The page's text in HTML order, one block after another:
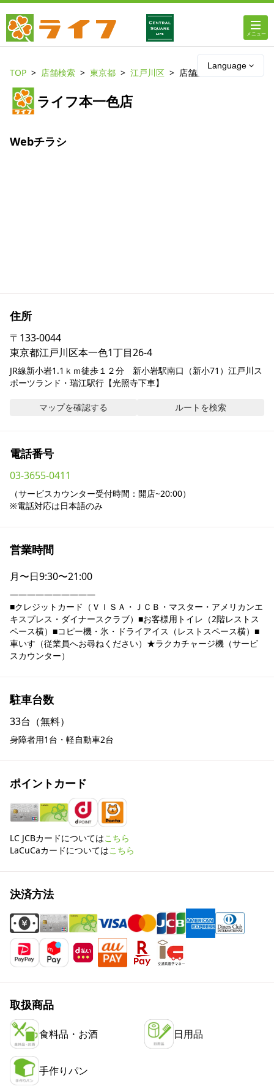
Language
店舗・チラシ情報
Contact us in English
TOP 店舗検索 東京都 江戸川区 店舗詳細
ライフ本一色店
Webチラシ
住所
〒 133-0044
東京都江戸川区本一色1丁目26-4
JR線新小岩1.1ｋｍ徒歩１２分　新小岩駅南口（新小71）江戸川ス
ポーツランド・瑞江駅行【光照寺下車】
マップを確認する ルートを検索
電話番号
03-3655-0411
（サービスカウンター受付時間：開店~20:00）
※電話対応は日本語のみ
営業時間
月〜日9:30〜21:00
――――――――――
■クレジットカード（ＶＩＳＡ・ＪＣＢ・マスター・アメリカンエ
キスプレス・ダイナースクラブ）■お客様用トイレ（2階レストス
ペース横）■コピー機・氷・ドライアイス（レストスペース横）■
車いす（従業員へお尋ねください）★ラクカチャージ機（サービ
スカウンター）
駐車台数
33台（無料）
身障者用1台・軽自動車2台
ポイントカード
LC JCBカードについてはこちら
LaCuCaカードについてはこちら
決済方法
取扱商品
食料品・お酒 日用品
手作りパン